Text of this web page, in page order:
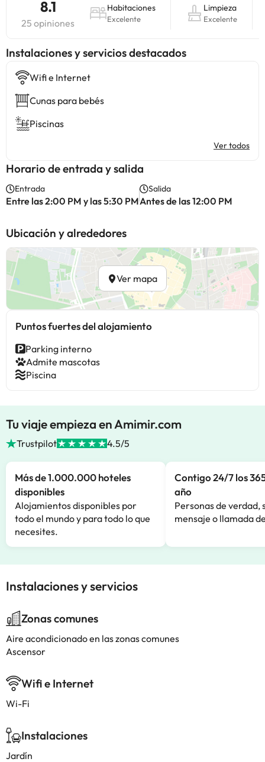
8.1
25 opiniones
Habitaciones
Excelente
Limpieza
Excelente
Instalaciones y servicios destacados
Wifi e Internet
Cunas para bebés
Piscinas
Ver todos
Horario de entrada y salida
Entrada
Entre las 2:00 PM y las 5:30 PM
Salida
Antes de las 12:00 PM
Ubicación y alrededores
Ver mapa
Puntos fuertes del alojamiento
Parking interno
Admite mascotas
Piscina
Tu viaje empieza en Amimir.com
Trustpilot 4.5/5
Más de 1.000.000 hoteles
disponibles
Alojamientos disponibles por
todo el mundo y para todo lo que
necesites.
Contigo 24/7 los
año
Personas de verdad,
mensaje o llamada
Instalaciones y servicios
Zonas comunes
Aire acondicionado en las zonas comunes
Ascensor
Wifi e Internet
Wi-Fi
Instalaciones
Jardín